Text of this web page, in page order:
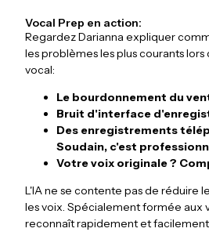
Vocal Prep en action:
Regardez Darianna expliquer
les problèmes les plus courants
vocal:
Le bourdonnement du
Bruit d'interface
Des enregistrements
Soudain, c'est
Votre voix originale ?
L'IA ne se contente pas de réduire
les voix. Spécialement formée aux
reconnaît rapidement et